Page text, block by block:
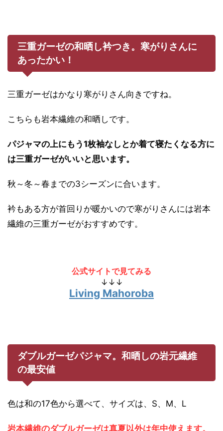
三重ガーゼの和晒し衿つき。寒がりさんに
あったかい！
三重ガーゼはかなり寒がりさん向きですね。
こちらも岩本繊維の和晒しです。
パジャマの上にもう1枚袖なしとか着て寝たくなる方に
は三重ガーゼがいいと思います。
秋～冬～春までの3シーズンに合います。
衿もある方が首回りが暖かいので寒がりさんには岩本
繊維の三重ガーゼがおすすめです。
公式サイトで見てみる
↓↓↓
Living Mahoroba
ダブルガーゼパジャマ。和晒しの岩元繊維
の最安値
色は和の17色から選べて、サイズは、S、M、L
岩本繊維のダブルガーゼは真夏以外は年中使えます。